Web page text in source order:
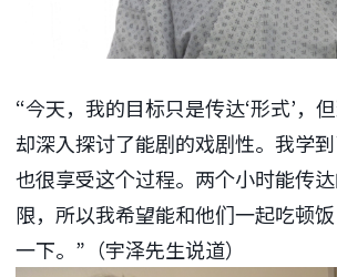
“今天，我的目标只是传达‘形式’，
却深入探讨了能剧的戏剧性。我学到
也很享受这个过程。两个小时能传
限，所以我希望能和他们一起吃顿
一下。”（宇泽先生说道）